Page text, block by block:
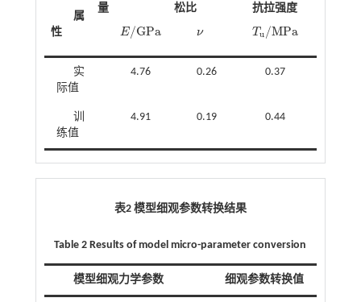
属
性
量
E/GPa
E/GPa
松比
ν
ν
抗拉强度
Tu /MPa
Tu/MPa
实
际值
4.76 0.26 0.37
训
练值
4.91 0.19 0.44
表2 模型细观参数转换结果
Table 2 Results of model micro-parameter conversion
模型细观力学参数 细观参数转换值